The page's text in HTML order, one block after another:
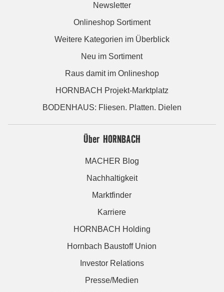
Newsletter
Onlineshop Sortiment
Weitere Kategorien im Überblick
Neu im Sortiment
Raus damit im Onlineshop
HORNBACH Projekt-Marktplatz
BODENHAUS: Fliesen. Platten. Dielen
Über HORNBACH
MACHER Blog
Nachhaltigkeit
Marktfinder
Karriere
HORNBACH Holding
Hornbach Baustoff Union
Investor Relations
Presse/Medien